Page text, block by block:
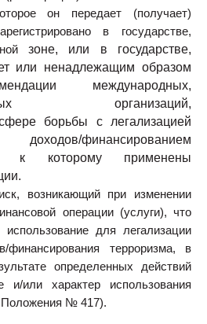
он передает (получает)
в государстве,
зоне, или в государстве,
или ненадлежащим образом
международных,
организаций,
борьбы с легализацией
финансированием
к которому применены
возникающий при изменении
операции (услуги), что
для легализации
финансирования терроризма, в
определенных действий
и/или характер использования
Положения № 417).